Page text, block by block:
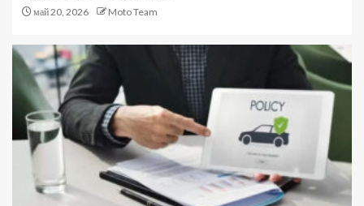
май 20, 2026 Moto Team